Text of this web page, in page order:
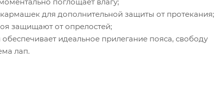
для дополнительной защиты от протекания;
защищают от опрелостей;
идеальное прилегание пояса, свободу
лап.